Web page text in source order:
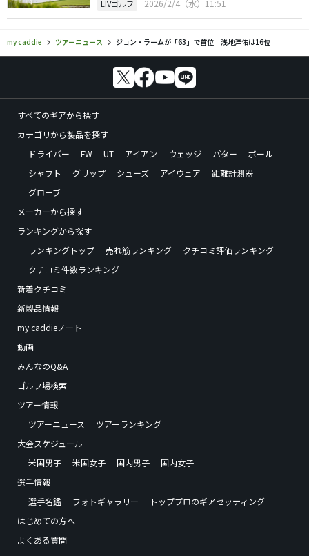
LIVゴルフ 2026/2/4（水）11:51
my caddie ツアーニュース ジョン・ラームが「63」で首位 浅地洋佑は16位
すべてのギアから探す
カテゴリから製品を探す
ドライバー
FW UT アイアン ウェッジ パター
ボール
シャフト
グリップ シューズ アイウェア
距離計測器
グローブ
メーカーから探す
ランキングから探す
ランキングトップ
売れ筋ランキング
クチコミ評価ランキング
クチコミ件数ランキング
新着クチコミ
新製品情報
my caddieノート
動画
みんなのQ&A
ゴルフ場検索
ツアー情報
ツアーニュース
ツアーランキング
大会スケジュール
米国男子
米国女子 国内男子
国内女子
選手情報
選手名鑑
フォトギャラリー
トッププロのギアセッティング
はじめての方へ
よくある質問